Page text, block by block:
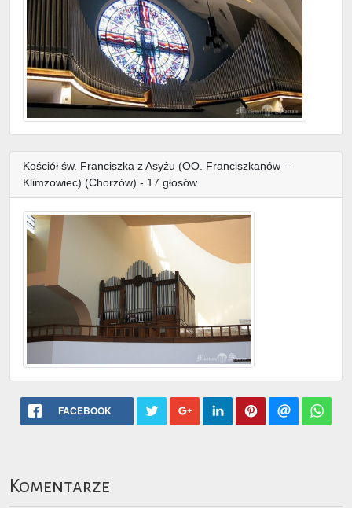
Kościół św. Franciszka z Asyżu (OO. Franciszkanów –
Klimzowiec) (Chorzów) - 17 głosów
FACEBOOK
Komentarze